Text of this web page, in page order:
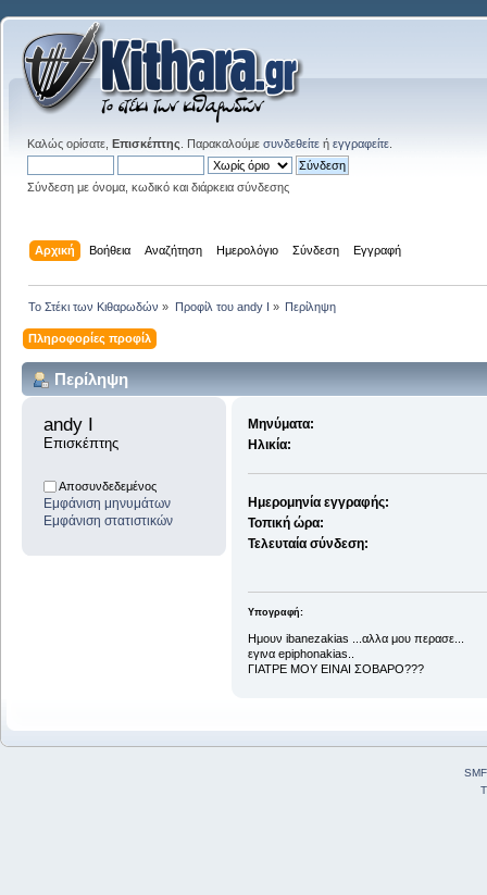
Καλώς ορίσατε, Επισκέπτης . Παρακαλούμε συνδεθείτε ή εγγραφείτε
Σύνδεση με όνομα, κωδικό και διάρκεια σύνδεσης
Αρχική Βοήθεια Αναζήτηση Ημερολόγιο Σύνδεση Εγγραφή
Το Στέκι των Κιθαρωδών » Προφίλ του andy I » Περίληψη
Πληροφορίες προφίλ
Περίληψη
andy I
Επισκέπτης
Αποσυνδεδεμένος
Εμφάνιση μηνυμάτων
Εμφάνιση στατιστικών
Μηνύματα:
Ηλικία:
Ημερομηνία εγγραφής:
Τοπική ώρα:
Τελευταία σύνδεση:
Υπογραφή:
Ημουν ibanezakias ...αλλα μου περασε...
εγινα epiphonakias..
ΓΙΑΤΡΕ ΜΟΥ ΕΙΝΑΙ ΣΟΒΑΡΟ???